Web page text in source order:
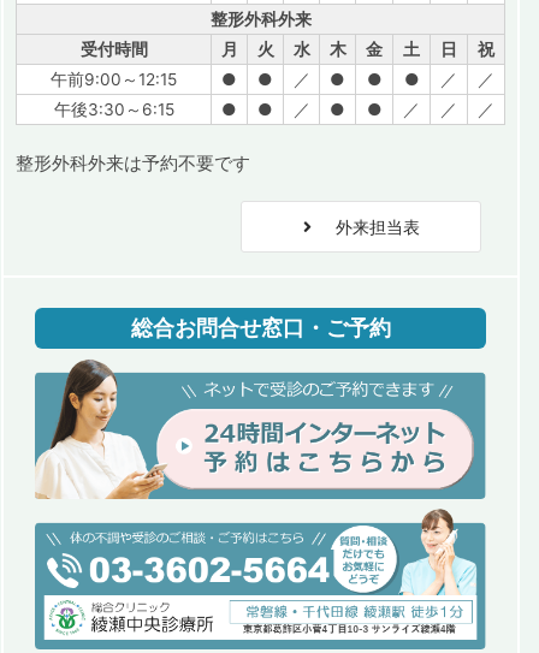
整形外科外来
受付時間
月 火 水 木 金 土 日
祝
午前9:00～12:15
● ● ／ ● ● ● ／
／
午後3:30～6:15
● ● ／ ● ● ／ ／ ／
整形外科外来は予約不要です
外来担当表
総合お問合せ窓口・ご予約